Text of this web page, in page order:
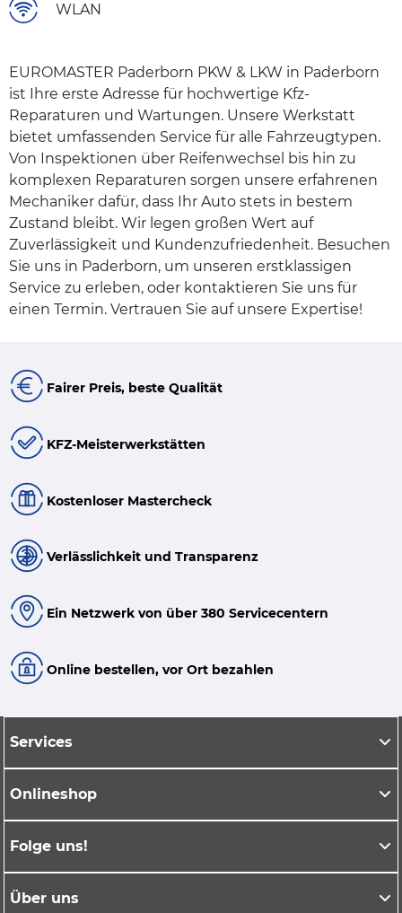
WLAN
EUROMASTER Paderborn PKW & LKW in Paderborn
ist Ihre erste Adresse für hochwertige Kfz-
Reparaturen und Wartungen. Unsere Werkstatt
bietet umfassenden Service für alle Fahrzeugtypen.
Von Inspektionen über Reifenwechsel bis hin zu
komplexen Reparaturen sorgen unsere erfahrenen
Mechaniker dafür, dass Ihr Auto stets in bestem
Zustand bleibt. Wir legen großen Wert auf
Zuverlässigkeit und Kundenzufriedenheit. Besuchen
Sie uns in Paderborn, um unseren erstklassigen
Service zu erleben, oder kontaktieren Sie uns für
einen Termin. Vertrauen Sie auf unsere Expertise!
Fairer Preis, beste Qualität
KFZ-Meisterwerkstätten
Kostenloser Mastercheck
Verlässlichkeit und Transparenz
Ein Netzwerk von über 380 Servicecentern
Online bestellen, vor Ort bezahlen
Services
Onlineshop
Folge uns!
Über uns